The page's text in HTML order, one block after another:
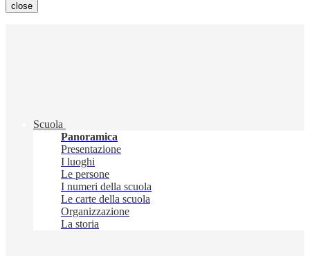
close
Scuola
Panoramica
Presentazione
I luoghi
Le persone
I numeri della scuola
Le carte della scuola
Organizzazione
La storia